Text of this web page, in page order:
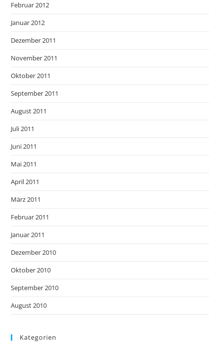
Februar 2012
Januar 2012
Dezember 2011
November 2011
Oktober 2011
September 2011
August 2011
Juli 2011
Juni 2011
Mai 2011
April 2011
März 2011
Februar 2011
Januar 2011
Dezember 2010
Oktober 2010
September 2010
August 2010
Kategorien